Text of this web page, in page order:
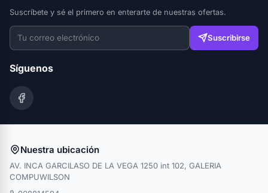
Suscríbete y sé el primero en enterarte de nuestras ofertas.
Suscribirse
Síguenos
Nuestra ubicación
AV. INCA GARCILASO DE LA VEGA 1250 int 102, GALERIA
COMPUWILSON